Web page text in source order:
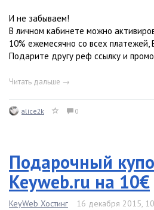
И не забываем!
В личном кабинете можно
10% ежемесячно cо всех платежей,
Подарите другу реф ссылку и
Читать дальше →
alice2k 0
Подарочный
Keyweb.ru на 10€
KeyWeb Хостинг 16 декабря 2015,